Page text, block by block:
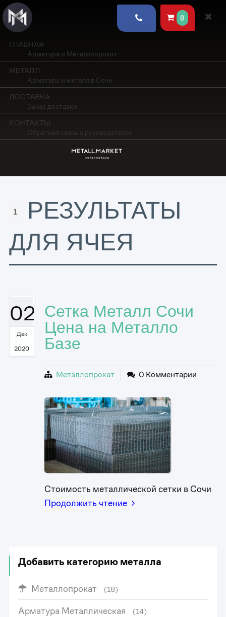
0
ГЛАВНАЯ
Арматура и Металлопрокат
МЕТАЛЛ
Арматура и металл в Сочи
ДОСТАВКА
Заказ доставки
КОНТАКТЫ
Обратная связь с руководством
1
РЕЗУЛЬТАТЫ
ДЛЯ ЯЧЕЯ
02
Дек
2020
Сетка Металл Сочи
Цена на Металло
Базе
Металлопрокат 0 Комментарии
Стоимость металлической сетки в Сочи
Продолжить чтение
Добавить категорию металла
Металлопрокат (18)
Арматура Металлическая (14)